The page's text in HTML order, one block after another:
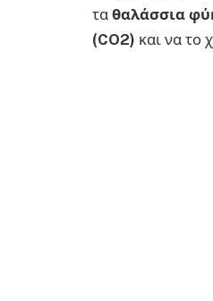
τα θαλάσσια
(CO2) και να το